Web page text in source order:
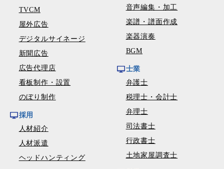
TVCM
屋外広告
デジタルサイネージ
新聞広告
広告代理店
看板制作・設置
のぼり制作
採用
人材紹介
人材派遣
ヘッドハンティング
音声編集・加工
楽譜・譜面作成
楽器演奏
BGM
士業
弁護士
税理士・会計士
弁理士
司法書士
行政書士
土地家屋調査士